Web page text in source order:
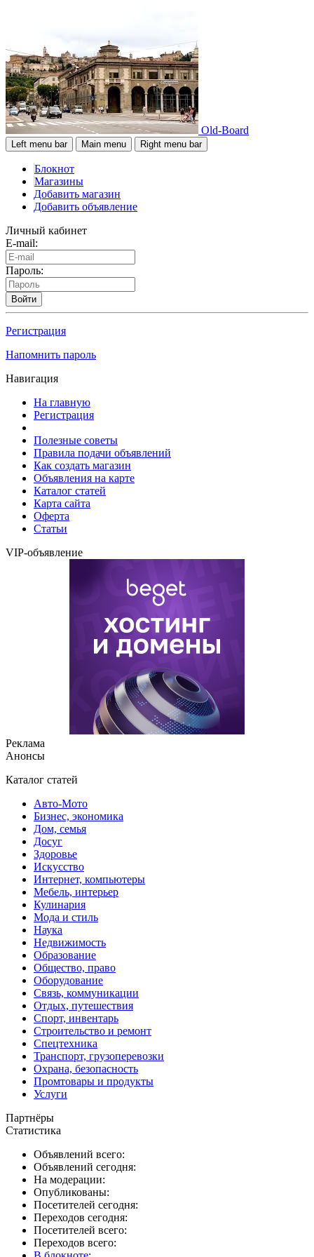
Old-Board
Left menu bar Main menu Right menu bar
Блокнот
Магазины
Добавить магазин
Добавить объявление
Личный кабинет
E-mail:
Пароль:
Войти
Регистрация
Напомнить пароль
Навигация
На главную
Регистрация
Полезные советы
Правила подачи объявлений
Как создать магазин
Объявления на карте
Каталог статей
Карта сайта
Оферта
Статьи
VIP-объявление
Реклама
Анонсы
Каталог статей
Авто-Мото
Бизнес, экономика
Дом, семья
Досуг
Здоровье
Искусство
Интернет, компьютеры
Мебель, интерьер
Кулинария
Мода и стиль
Наука
Недвижимость
Образование
Общество, право
Оборудование
Связь, коммуникации
Отдых, путешествия
Спорт, инвентарь
Строительство и ремонт
Спецтехника
Транспорт, грузоперевозки
Охрана, безопасность
Промтовары и продукты
Услуги
Партнёры
Статистика
Объявлений всего:
Объявлений сегодня:
На модерации:
Опубликованы:
Посетителей сегодня:
Переходов сегодня:
Посетителей всего:
Переходов всего: